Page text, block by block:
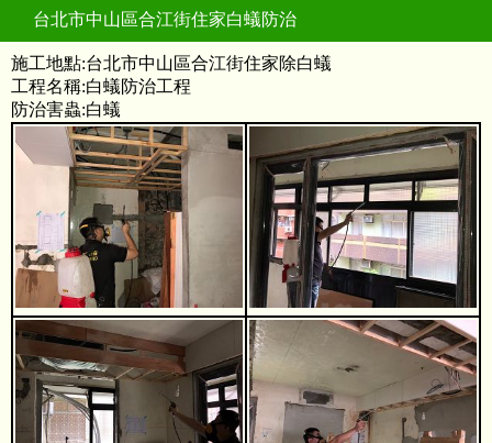
台北市中山區合江街住家白蟻防治
施工地點:台北市中山區合江街住家除白蟻
工程名稱:白蟻防治工程
防治害蟲:白蟻